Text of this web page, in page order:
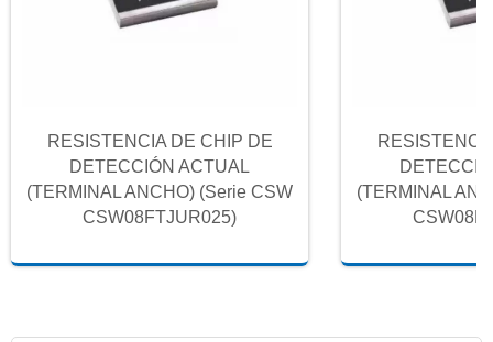
RESISTENCIA DE CHIP DE
DETECCIÓN ACTUAL
(TERMINAL ANCHO) (Serie CSW
CSW08FTJUR025)
(TERMINAL